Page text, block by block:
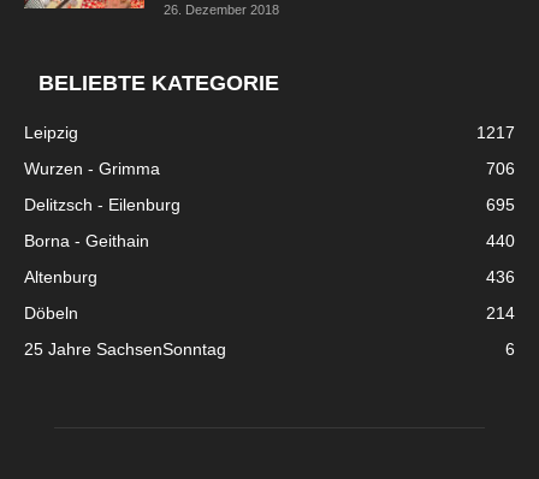
26. Dezember 2018
BELIEBTE KATEGORIE
Leipzig
1217
Wurzen - Grimma
706
Delitzsch - Eilenburg
695
Borna - Geithain
440
Altenburg
436
Döbeln
214
25 Jahre SachsenSonntag
6